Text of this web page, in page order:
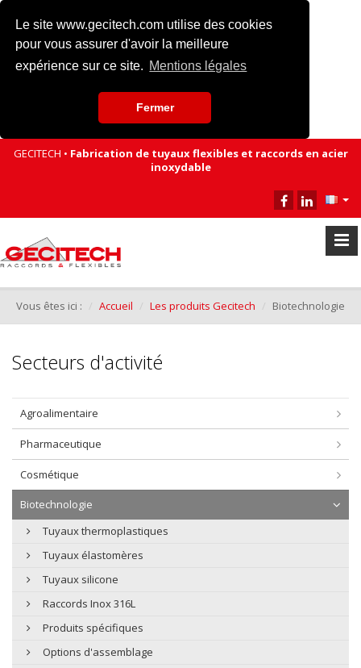
Le site www.gecitech.com utilise des cookies
pour vous assurer d'avoir la meilleure
expérience sur ce site. Mentions légales
Fermer
GECITECH • Fabrication de tuyaux flexibles et raccords en acier
inoxydable
Vous êtes ici : Accueil Les produits Gecitech Biotechnologie
Secteurs d'activité
Agroalimentaire
Pharmaceutique
Cosmétique
Biotechnologie
Tuyaux thermoplastiques
Tuyaux élastomères
Tuyaux silicone
Raccords Inox 316L
Produits spécifiques
Options d'assemblage